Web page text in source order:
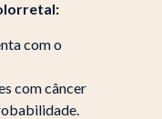
com o
com câncer